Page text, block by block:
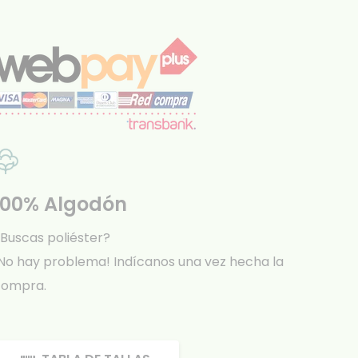
Algodón
poliéster?
hay problema! Indícanos una vez hecha la